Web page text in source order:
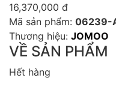
16,370,000 đ
Mã sản phẩm: 06239-
Thương hiệu: JOMOO
VỀ SẢN PHẨM
Hết hàng